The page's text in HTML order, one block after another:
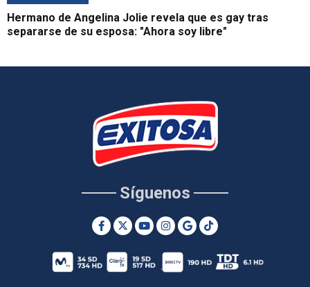
Hermano de Angelina Jolie revela que es gay tras
separarse de su esposa: "Ahora soy libre"
Síguenos